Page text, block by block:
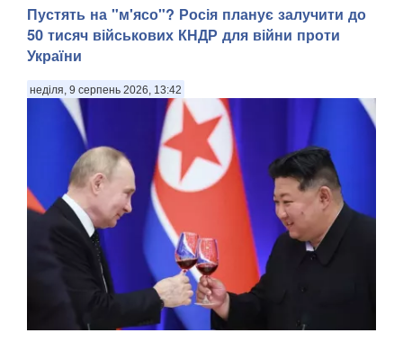
У Донецькій області українська армія ліквідувала
російського офіцера, полковника ЗС РФ Сергія Хвалова.
Ворожий військовий раніше двічі служив у Сирії, сприяючи
диктаторському режиму Башара Асада, передають
Патріоти України. Про це повідомив військовосл...
Пустять на "м'ясо"? Росія планує залучити до
50 тисяч військових КНДР для війни проти
України
неділя, 9 серпень 2026, 13:42